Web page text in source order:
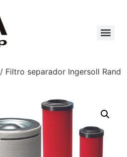
/ Filtro separador Ingersoll Rand